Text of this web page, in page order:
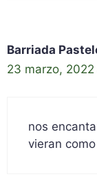
Barriada
23 marzo, 2022
nos
vieran